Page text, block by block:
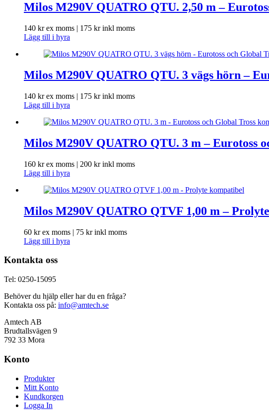
Milos M290V QUATRO QTU. 2,50 m –
140 krex moms | 175 krinkl moms
Lägg till i hyra
Milos M290V QUATRO QTU. 3 vägs hörn –
140 krex moms | 175 krinkl moms
Lägg till i hyra
Milos M290V QUATRO QTU. 3 m – Eurotoss
160 krex moms | 200 krinkl moms
Lägg till i hyra
Milos M290V QUATRO QTVF 1,00 m –
60 krex moms | 75 krinkl moms
Lägg till i hyra
Kontakta oss
Tel: 0250-15095
Behöver du hjälp eller har du en fråga?
Kontakta oss på: info@amtech.se
Amtech AB
Brudtallsvägen 9
792 33 Mora
Konto
Produkter
Mitt Konto
Kundkorgen
Logga In